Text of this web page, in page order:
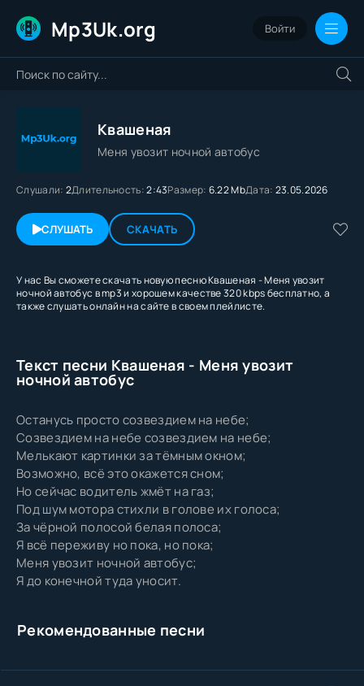
Mp3Uk.org Войти
Квашеная
Меня увозит ночной автобус
Слушали: 2Длительность:2:43Размер: 6.22 MbДата: 23.05.2026
СЛУШАТЬ СКАЧАТЬ
У нас Вы сможете скачать новую песню Квашеная - Меня увозит
ночной автобус в mp3 и хорошем качестве 320 kbps бесплатно, а
также слушать онлайн на сайте в своем плейлисте.
Текст песни Квашеная - Меня увозит
ночной автобус
Останусь просто созвездием на небе;
Созвездием на небе созвездием на небе;
Мелькают картинки за тёмным окном;
Возможно, всё это окажется сном;
Но сейчас водитель жмёт на газ;
Под шум мотора стихли в голове их голоса;
За чёрной полосой белая полоса;
Я всё переживу но пока, но пока;
Меня увозит ночной автобус;
Я до конечной туда уносит.
Рекомендованные песни